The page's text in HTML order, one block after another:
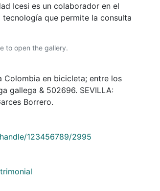
Icesi es un colaborador en el
que permite la consulta
to open the gallery.
Colombia en bicicleta; entre los
gallega & 502696. SEVILLA:
Borrero.
123456789/2995